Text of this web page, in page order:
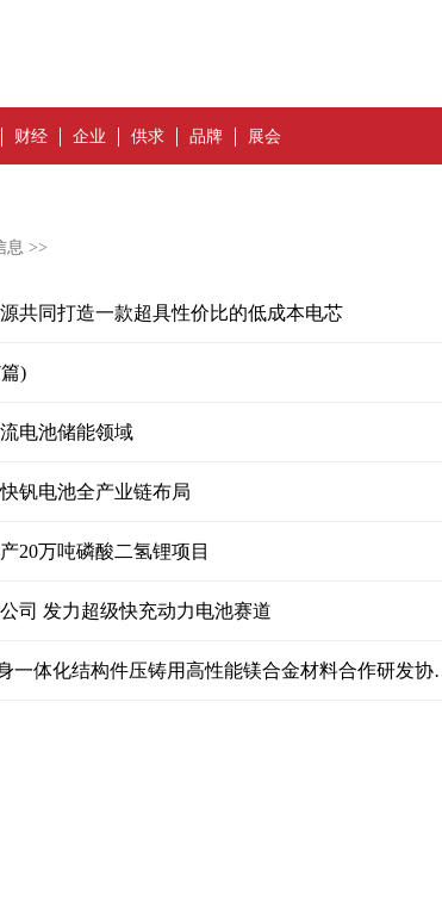
财经 企业 供求 品牌 展会
息 >>
共同打造一款超具性价比的低成本电芯
)
电池储能领域
钒电池全产业链布局
20万吨磷酸二氢锂项目
司 发力超级快充动力电池赛道
观点：云海金属：关于与